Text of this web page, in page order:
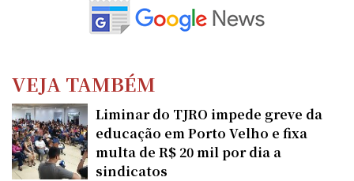
VEJA TAMBÉM
Liminar do TJRO impede greve da
educação em Porto Velho e fixa
multa de R$ 20 mil por dia a
sindicatos